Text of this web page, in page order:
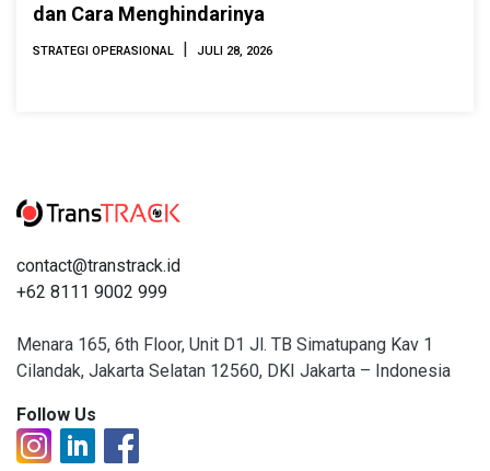
dan Cara Menghindarinya
STRATEGI OPERASIONAL | JULI 28, 2026
contact@transtrack.id
+62 8111 9002 999
Menara 165, 6th Floor, Unit D1 Jl. TB Simatupang Kav 1
Cilandak, Jakarta Selatan 12560, DKI Jakarta – Indonesia
Follow Us